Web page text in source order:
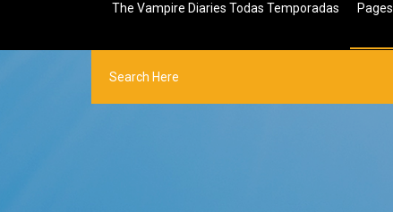
The Vampire Diaries Todas Temporadas Pages